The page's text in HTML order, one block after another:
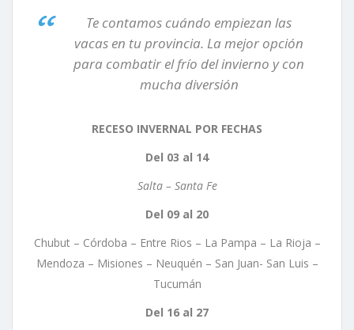
Te contamos cuándo empiezan las
vacas en tu provincia. La mejor opción
para combatir el frío del invierno y con
mucha diversión
RECESO INVERNAL POR FECHAS
Del 03 al 14
Salta – Santa Fe
Del 09 al 20
Chubut – Córdoba – Entre Rios – La Pampa – La Rioja –
Mendoza – Misiones – Neuquén – San Juan- San Luis –
Tucumán
Del 16 al 27